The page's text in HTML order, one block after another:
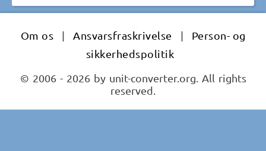
Om os | Ansvarsfraskrivelse |
Person- og
sikkerhedspolitik
© 2006 - 2026 by unit-converter.org. All rights
reserved.